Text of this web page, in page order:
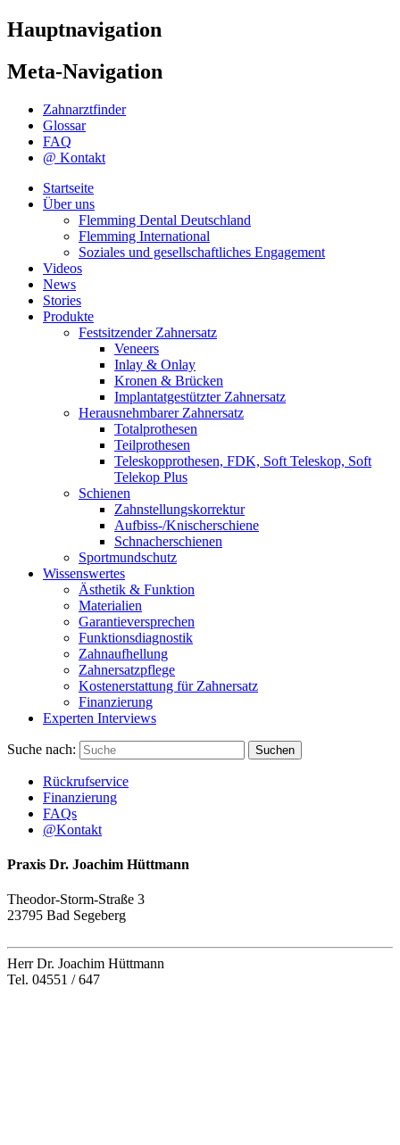
Hauptnavigation
Meta-Navigation
Zahnarztfinder
Glossar
FAQ
@ Kontakt
Startseite
Über uns
Flemming Dental Deutschland
Flemming International
Soziales und gesellschaftliches Engagement
Videos
News
Stories
Produkte
Festsitzender Zahnersatz
Veneers
Inlay & Onlay
Kronen & Brücken
Implantatgestützter Zahnersatz
Herausnehmbarer Zahnersatz
Totalprothesen
Teilprothesen
Teleskopprothesen, FDK, Soft Teleskop, Soft
Telekop Plus
Schienen
Zahnstellungskorrektur
Aufbiss-/Knischerschiene
Schnacherschienen
Sportmundschutz
Wissenswertes
Ästhetik & Funktion
Materialien
Garantieversprechen
Funktionsdiagnostik
Zahnaufhellung
Zahnersatzpflege
Kostenerstattung für Zahnersatz
Finanzierung
Experten Interviews
Suche nach: Suchen
Rückrufservice
Finanzierung
FAQs
@Kontakt
Praxis Dr. Joachim Hüttmann
Theodor-Storm-Straße 3
23795 Bad Segeberg
Herr Dr. Joachim Hüttmann
Tel. 04551 / 647